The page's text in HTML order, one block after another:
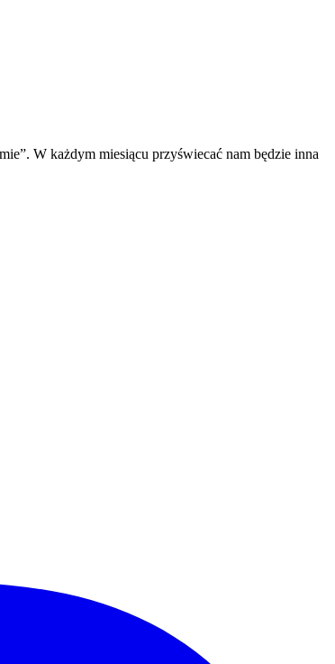
W każdym miesiącu przyświecać nam będzie inna